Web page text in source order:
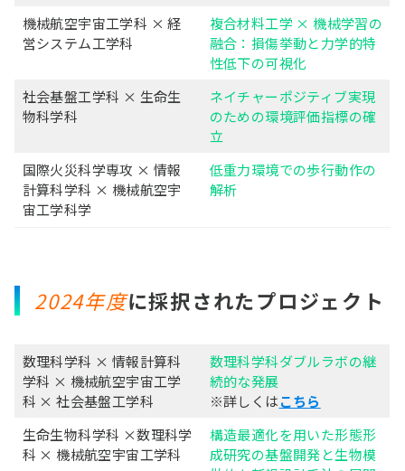
機械航空宇宙工学科 × 経
営システム工学科
複合材料工学 × 機械学習の
融合：損傷挙動と力学的特
性低下の可視化
社会基盤工学科 × 生命生
物科学科
ネイチャーポジティブ実現
のための環境評価指標の確
立
国際火災科学専攻 × 情報
計算科学科 × 機械航空宇
宙工学科学
低重力環境での歩行動作の
解析
2024年度に採択されたプロジェクト
数理科学科 × 情報計算科
学科 × 機械航空宇宙工学
科 × 社会基盤工学科
数理科学科ダブルラボの継
続的な発展
※詳しくはこちら
生命生物科学科 ×数理科学
科 × 機械航空宇宙工学科
構造最適化を用いた形態形
成研究の基盤開発と生物模